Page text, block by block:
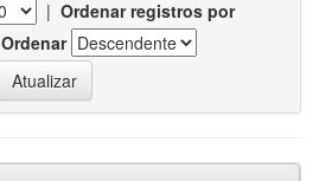
| Ordenar registros por
Ordenar